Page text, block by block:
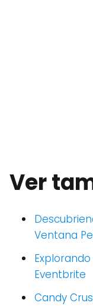
Ver
Ventana
Eventbrite
Candy